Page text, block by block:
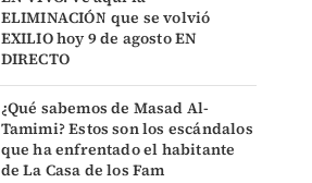
ELIMINACIÓN que se volvió
EXILIO hoy 9 de agosto EN
DIRECTO
¿Qué sabemos de Masad Al-
Tamimi? Estos son los escándalos
que ha enfrentado el habitante
de La Casa de los Fam